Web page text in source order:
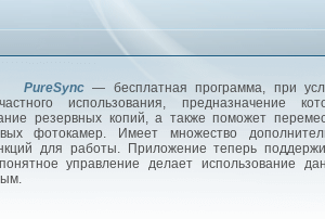
PureSync — бесплатная программа, при
частного использования, предназначение
резервных копий, а также поможет
фотокамер. Имеет множество
для работы. Приложение теперь
управление делает использование